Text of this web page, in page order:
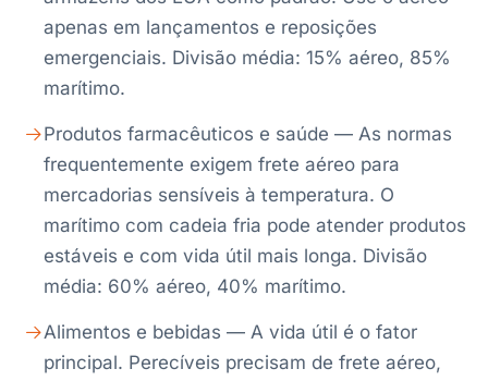
apenas em lançamentos e reposições
emergenciais. Divisão média: 15% aéreo, 85%
marítimo.
Produtos farmacêuticos e saúde — As normas
frequentemente exigem frete aéreo para
mercadorias sensíveis à temperatura. O
marítimo com cadeia fria pode atender produtos
estáveis e com vida útil mais longa. Divisão
média: 60% aéreo, 40% marítimo.
Alimentos e bebidas — A vida útil é o fator
principal. Perecíveis precisam de frete aéreo,